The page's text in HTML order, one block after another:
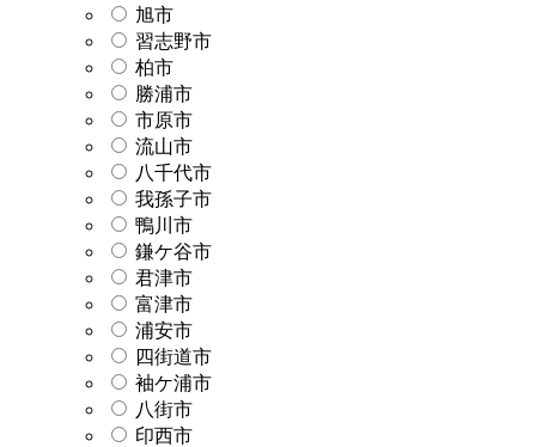
旭市
習志野市
柏市
勝浦市
市原市
流山市
八千代市
我孫子市
鴨川市
鎌ケ谷市
君津市
富津市
浦安市
四街道市
袖ケ浦市
八街市
印西市